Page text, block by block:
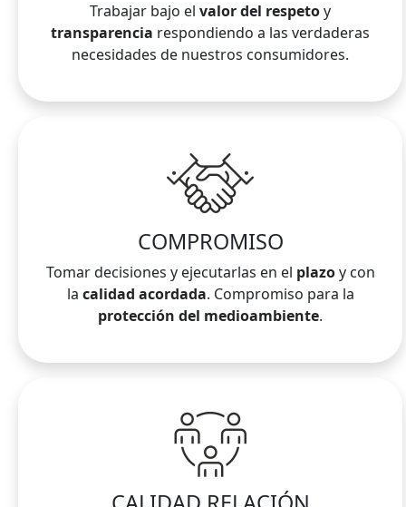
Trabajar bajo el valor del respetoy
transparencia respondiendo a las verdaderas
necesidades de nuestros consumidores.
COMPROMISO
Tomar decisiones y ejecutarlas en el plazoy con
la calidad acordada. Compromiso para la
protección del medioambiente.